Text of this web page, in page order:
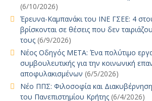
(6/10/2026)
Έρευνα-Καμπανάκι του ΙΝΕ ΓΣΕΕ: 4
βρίσκονται σε θέσεις που δεν
τους (6/9/2026)
Νέος Οδηγός ΜΕΤΑ: Ένα πολύτιμο
συμβουλευτικής για την κοινωνική
αποφυλακισμένων (6/5/2026)
Νέο ΠΠΣ: Φιλοσοφία και
του Πανεπιστημίου Κρήτης (6/4/2026)